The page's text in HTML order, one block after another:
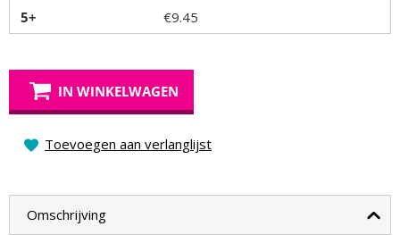
5+
€9.45
IN WINKELWAGEN
Toevoegen aan verlanglijst
Omschrijving